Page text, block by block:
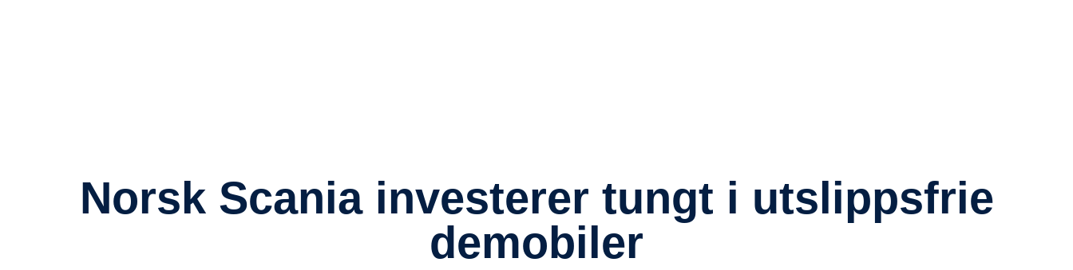
Norsk Scania investerer tungt i utslippsfrie
demobiler